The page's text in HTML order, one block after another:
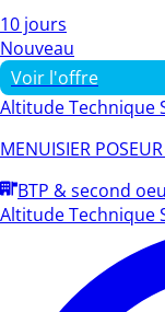
10 jours
Nouveau
Voir l'offre
Altitude Technique
MENUISIER
BTP & second
Altitude Technique